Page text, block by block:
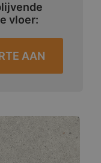
vloer:
AAN